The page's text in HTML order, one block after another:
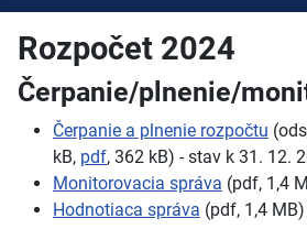
Rozpočet 2024
Čerpanie/plnenie/
Čerpanie a plnenie rozpočtu
kB, pdf, 362 kB) - stav k 31. 12.
Monitorovacia správa (pdf, 1,4
Hodnotiaca správa (pdf, 1,4